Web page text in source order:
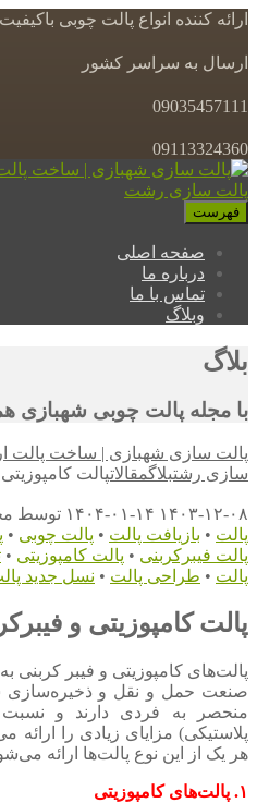
ارائه کننده انواع پالت چوبی
ارسال به سراسر کشور
09035457111
09113324360
فهرست
صفحه اصلی
درباره ما
تماس با ما
وبلاگ
بلاگ
با مجله پالت چوبی شهبازی
پالت سازی شهبازی | ساخت پالت
سازی رشتبلاگمقالاتپالت
۱۴۰۳-۱۲-۰۸ ۱۴۰۴-۰۱-۱۴ توسط
پالت • بازیافت پالت • پالت چوبی •
پالت فیبرکربنی • پالت کامپوزیتی •
پالت • طراحی پالت • نسل جدید
پالت کامپوزیتی و
پالت‌های کامپوزیتی و فیبر کربنی
صنعت حمل و نقل و ذخیره‌سازی
منحصر به فردی دارند و
پلاستیکی) مزایای زیادی را ارائه
هر یک از این نوع پالت‌ها ارائه
۱. پالت‌های کامپوزیتی